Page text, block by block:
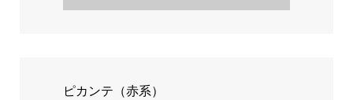
ピカンテ（赤系）